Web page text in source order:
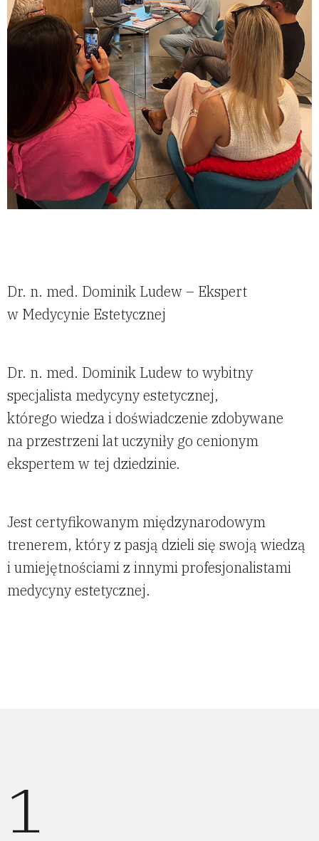
Dr. n. med. Dominik Ludew – Ekspert
w Medycynie Estetycznej
Dr. n. med. Dominik Ludew to wybitny
specjalista medycyny estetycznej,
którego wiedza i doświadczenie zdobywane
na przestrzeni lat uczyniły go cenionym
ekspertem w tej dziedzinie.
Jest certyfikowanym międzynarodowym
trenerem, który z pasją dzieli się swoją wiedzą
i umiejętnościami z innymi profesjonalistami
medycyny estetycznej.
1